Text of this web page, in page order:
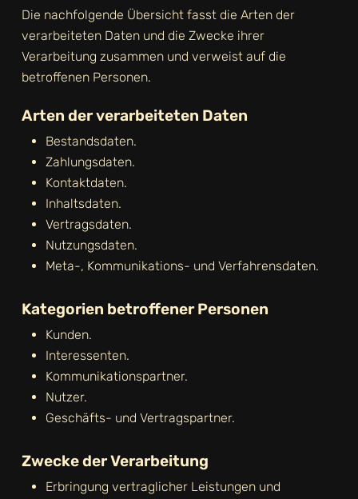
Die nachfolgende Übersicht fasst die Arten der
verarbeiteten Daten und die Zwecke ihrer
Verarbeitung zusammen und verweist auf die
betroffenen Personen.
Arten der verarbeiteten Daten
Bestandsdaten.
Zahlungsdaten.
Kontaktdaten.
Inhaltsdaten.
Vertragsdaten.
Nutzungsdaten.
Meta-, Kommunikations- und Verfahrensdaten.
Kategorien betroffener Personen
Kunden.
Interessenten.
Kommunikationspartner.
Nutzer.
Geschäfts- und Vertragspartner.
Zwecke der Verarbeitung
Erbringung vertraglicher Leistungen und